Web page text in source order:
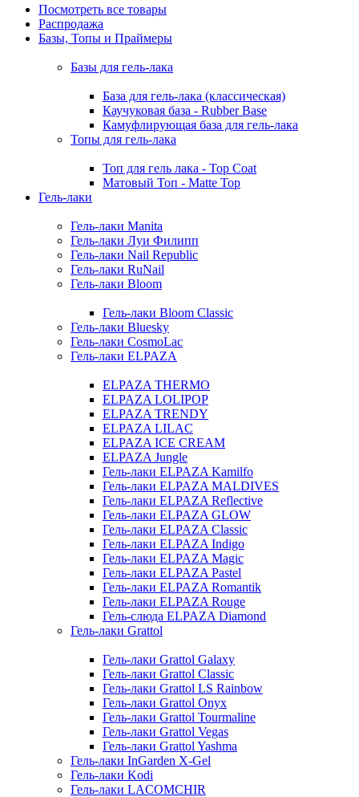
Посмотреть все товары
Распродажа
Базы, Топы и Праймеры
Базы для гель-лака
База для гель-лака (классическая)
Каучуковая база - Rubber Base
Камуфлирующая база для гель-лака
Топы для гель-лака
Топ для гель лака - Top Coat
Матовый Топ - Matte Top
Гель-лаки
Гель-лаки Manita
Гель-лаки Луи Филипп
Гель-лаки Nail Republic
Гель-лаки RuNail
Гель-лаки Bloom
Гель-лаки Bloom Classic
Гель-лаки Bluesky
Гель-лаки CosmoLac
Гель-лаки ELPAZA
ELPAZA THERMO
ELPAZA LOLIPOP
ELPAZA TRENDY
ELPAZA LILAC
ELPAZA IСE CREAM
ELPAZA Jungle
Гель-лаки ELPAZA Kamilfo
Гель-лаки ELPAZA MALDIVES
Гель-лаки ELPAZA Reflective
Гель-лаки ELPAZA GLOW
Гель-лаки ELPAZA Classic
Гель-лаки ELPAZA Indigo
Гель-лаки ELPAZA Magic
Гель-лаки ELPAZA Pastel
Гель-лаки ELPAZA Romantik
Гель-лаки ELPAZA Rouge
Гель-слюда ELPAZA Diamond
Гель-лаки Grattol
Гель-лаки Grattol Galaxy
Гель-лаки Grattol Classic
Гель-лаки Grattol LS Rainbow
Гель-лаки Grattol Onyx
Гель-лаки Grattol Tourmaline
Гель-лаки Grattol Vegas
Гель-лаки Grattol Yashma
Гель-лаки InGarden X-Gel
Гель-лаки Kodi
Гель-лаки LACOMCHIR